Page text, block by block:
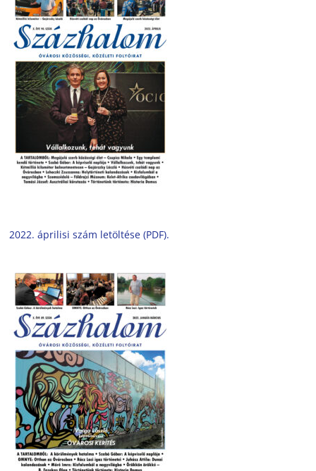
2022. áprilisi szám letöltése (PDF).